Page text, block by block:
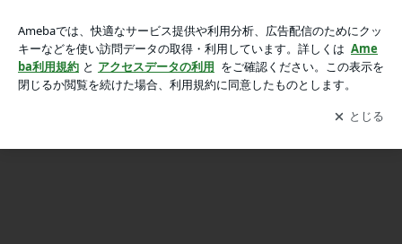
お便りです。の画像 2枚中2枚目
≪花談義６４５≫ 今年の神戸のイペーです。出石さんからのお便りです。